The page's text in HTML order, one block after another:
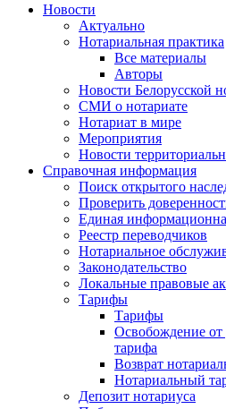
Новости
Актуально
Нотариальная практика
Все материалы
Авторы
Новости Белорусской
СМИ о нотариате
Нотариат в мире
Мероприятия
Новости
Справочная информация
Поиск открытого
Проверить
Единая
Реестр переводчиков
Нотариальное
Законодательство
Локальные правовые
Тарифы
Тарифы
Освобождение от
тарифа
Возврат
Нотариальный
Депозит нотариуса